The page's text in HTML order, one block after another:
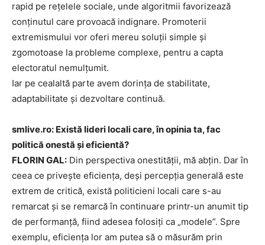
rapid pe rețelele sociale, unde algoritmii favorizează
conținutul care provoacă indignare. Promoterii
extremismului vor oferi mereu soluții simple și
zgomotoase la probleme complexe, pentru a capta
electoratul nemulțumit.
Iar pe cealaltă parte avem dorința de stabilitate,
adaptabilitate și dezvoltare continuă.
smlive.ro: Există lideri locali care, în opinia ta, fac
politică onestă și eficientă?
FLORIN GAL: Din perspectiva onestității, mă abțin. Dar în
ceea ce privește eficiența, deși percepția generală este
extrem de critică, există politicieni locali care s-au
remarcat și se remarcă în continuare printr-un anumit tip
de performanță, fiind adesea folosiți ca „modele”. Spre
exemplu, eficiența lor am putea să o măsurăm prin